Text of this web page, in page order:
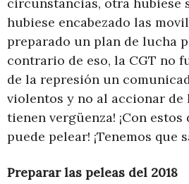
circunstancias, otra hubiese
hubiese encabezado las
preparado un plan de lucha
contrario de eso, la CGT no
de la represión un
violentos y no al accionar de
tienen vergüenza! ¡Con
puede pelear! ¡Tenemos que
Preparar las peleas del 2018